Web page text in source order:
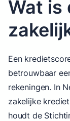
Wat is
Een
betrouwbaar
rekeningen. In
zakelijke
houdt de